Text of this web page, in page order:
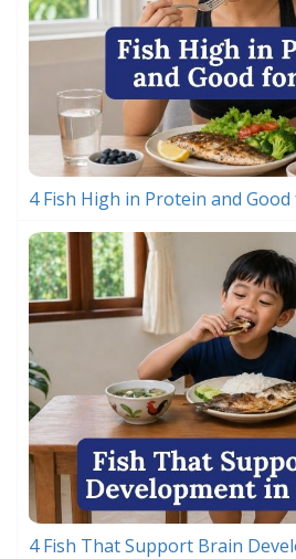
4 Fish High in Protein and
4 Fish That Support Brain